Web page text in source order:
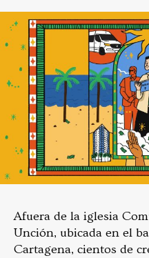
Afuera de la iglesia
Unción, ubicada en el
Cartagena, cientos de